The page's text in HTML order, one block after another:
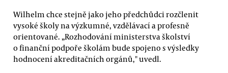
Wilhelm chce stejně jako jeho předchůdci rozčlenit
vysoké školy na výzkumné, vzdělávací a profesně
orientované. „Rozhodování ministerstva školství
o finanční podpoře školám bude spojeno s výsledky
hodnocení akreditačních orgánů," uvedl.